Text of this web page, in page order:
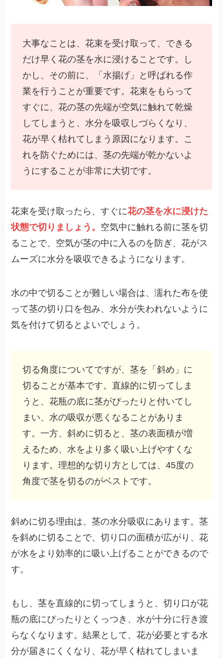
大事なことは、花束を受け取って、できる
だけ早く花の茎を水に浸けることです。し
かし、その前に、「水揚げ」と呼ばれる作
業を行うことが重要です。花束をもらって
すぐに、花の茎の先端が空気に触れて乾燥
してしまうと、水分を吸収しづらくなり、
花が早く枯れてしまう原因になります。こ
れを防ぐためには、茎の先端が乾かないよ
うにすることが非常に大切です。
花束を受け取ったら、すぐに花の茎を水に浸けた
状態で切りましょう。 空気中に触れる前に茎を切
ることで、空気が茎の中に入るのを防ぎ、花がス
ムーズに水分を吸収できるようになります。
水の中で切ることが難しい場合は、濡れた布を使
って茎の切り口を包み、水分が失われないように
気を付けて切るとよいでしょう。
切る角度についてですが、茎を「斜め」に
切ることが基本です。直線的に切ってしま
うと、花瓶の底に茎がぴったりと付いてし
まい、水の吸収が悪くなることがありま
す。一方、斜めに切ると、茎の表面積が増
えるため、水をより多く吸い上げやすくな
ります。理想的な切り方としては、45度の
角度で茎を切るのがベストです。
斜めに切る理由は、茎の水分吸収にあります。茎
を斜めに切ることで、切り口の面積が広がり、花
が水をより効率的に吸い上げることができるので
す。
もし、茎を直線的に切ってしまうと、切り口が花
瓶の底にぴったりとくっつき、水が十分に行き渡
らなくなります。結果として、花が必要とする水
分が届きにくくなり、花が早く枯れてしまいま